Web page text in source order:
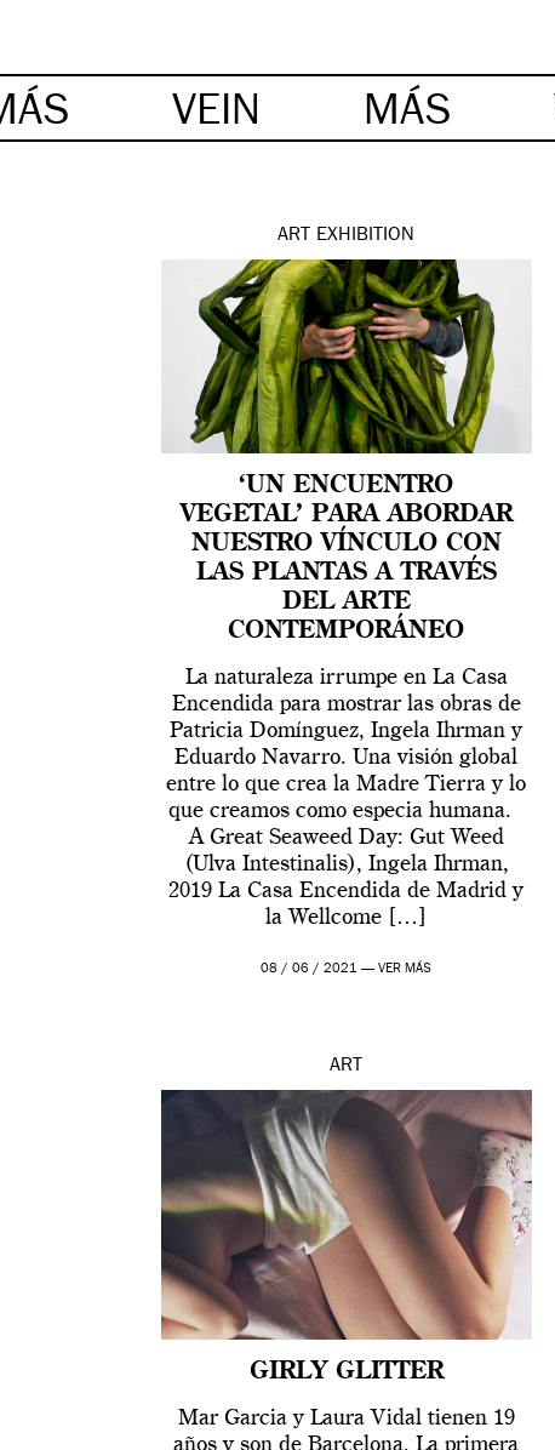
VEIN MÁS
ART EXHIBITION
‘UN ENCUENTRO
VEGETAL’ PARA ABORDAR
NUESTRO VÍNCULO CON
LAS PLANTAS A TRAVÉS
DEL ARTE
CONTEMPORÁNEO
La naturaleza irrumpe en La Casa
Encendida para mostrar las obras de
Patricia Domínguez, Ingela Ihrman y
Eduardo Navarro. Una visión global
entre lo que crea la Madre Tierra y lo
que creamos como especia humana.
A Great Seaweed Day: Gut Weed
(Ulva Intestinalis), Ingela Ihrman,
2019 La Casa Encendida de Madrid y
la Wellcome […]
08 / 06 / 2021 —VER MÁS
ART
GIRLY GLITTER
Mar Garcia y Laura Vidal tienen 19
años y son de Barcelona. La primera